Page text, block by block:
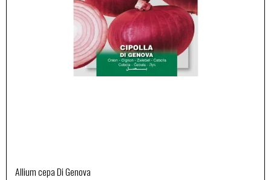
Allium cepa Di Genova